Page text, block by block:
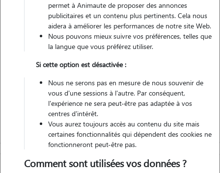
Gardes réalisées
Contacter
L'envoi d'une demande est sans engagement
permet à Animaute de proposer des annonces
publicitaires et un contenu plus pertinents. Cela nous
aidera à améliorer les performances de notre site Web.
Nous pouvons mieux suivre vos préférences, telles que
la langue que vous préférez utiliser.
Si cette option est désactivée :
Nous ne serons pas en mesure de nous souvenir de
vous d'une sessions à l'autre. Par conséquent,
l'expérience ne sera peut-être pas adaptée à vos
centres d'intérêt.
Vous aurez toujours accès au contenu du site mais
certaines fonctionnalités qui dépendent des cookies ne
fonctionneront peut-être pas.
Comment sont utilisées vos données ?